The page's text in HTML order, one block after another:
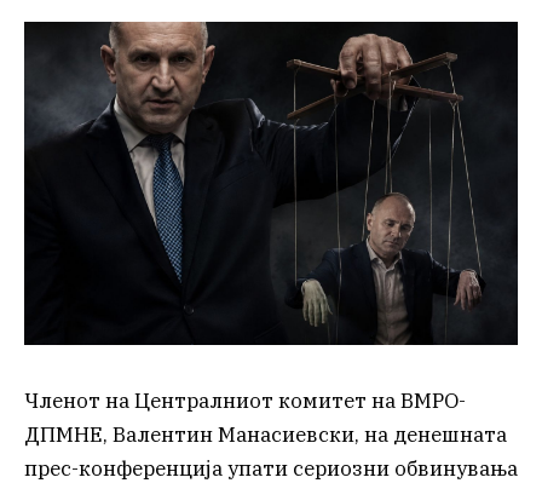
Членот на Централниот комитет на ВМРО-
ДПМНЕ, Валентин Манасиевски, на денешната
прес-конференција упати сериозни обвинувања